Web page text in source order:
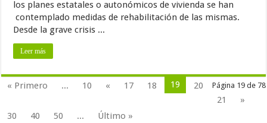
los planes estatales o autonómicos de vivienda se han
contemplado medidas de rehabilitación de las mismas.
Desde la grave crisis ...
Leer más
Página 19 de 78
« Primero ... 10 « 17 18 19
20
21
»
30
40 50 ... Último »